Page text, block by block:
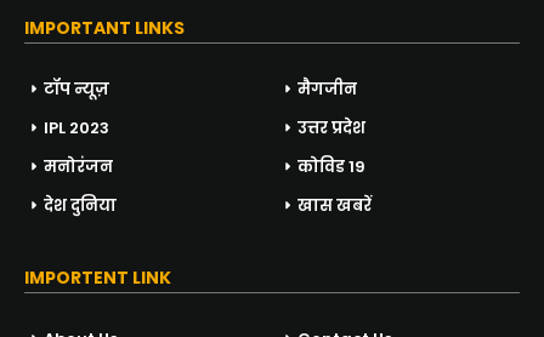
IMPORTANT LINKS
टॉप न्यूज़
मैगजीन
IPL 2023
उत्तर प्रदेश
मनोरंजन
कोविड 19
देश दुनिया
खास खबरें
IMPORTENT LINK